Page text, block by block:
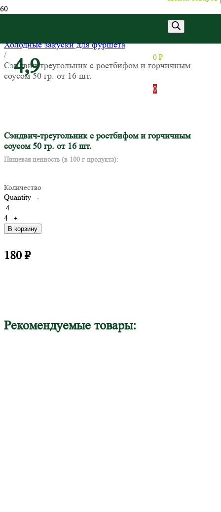
0 ₽
0
Холодные закуски для фуршета
/
Сэндвич-треугольник с ростбифом и горчичным
соусом 50 гр. от 16 шт.
Сэндвич-треугольник с ростбифом и горчичным
соусом 50 гр. от 16 шт.
Пищевая ценность (в 100 г продукта):
Количество
Quantity -
4
+
В корзину
180₽
Рекомендуемые товары:
4,9